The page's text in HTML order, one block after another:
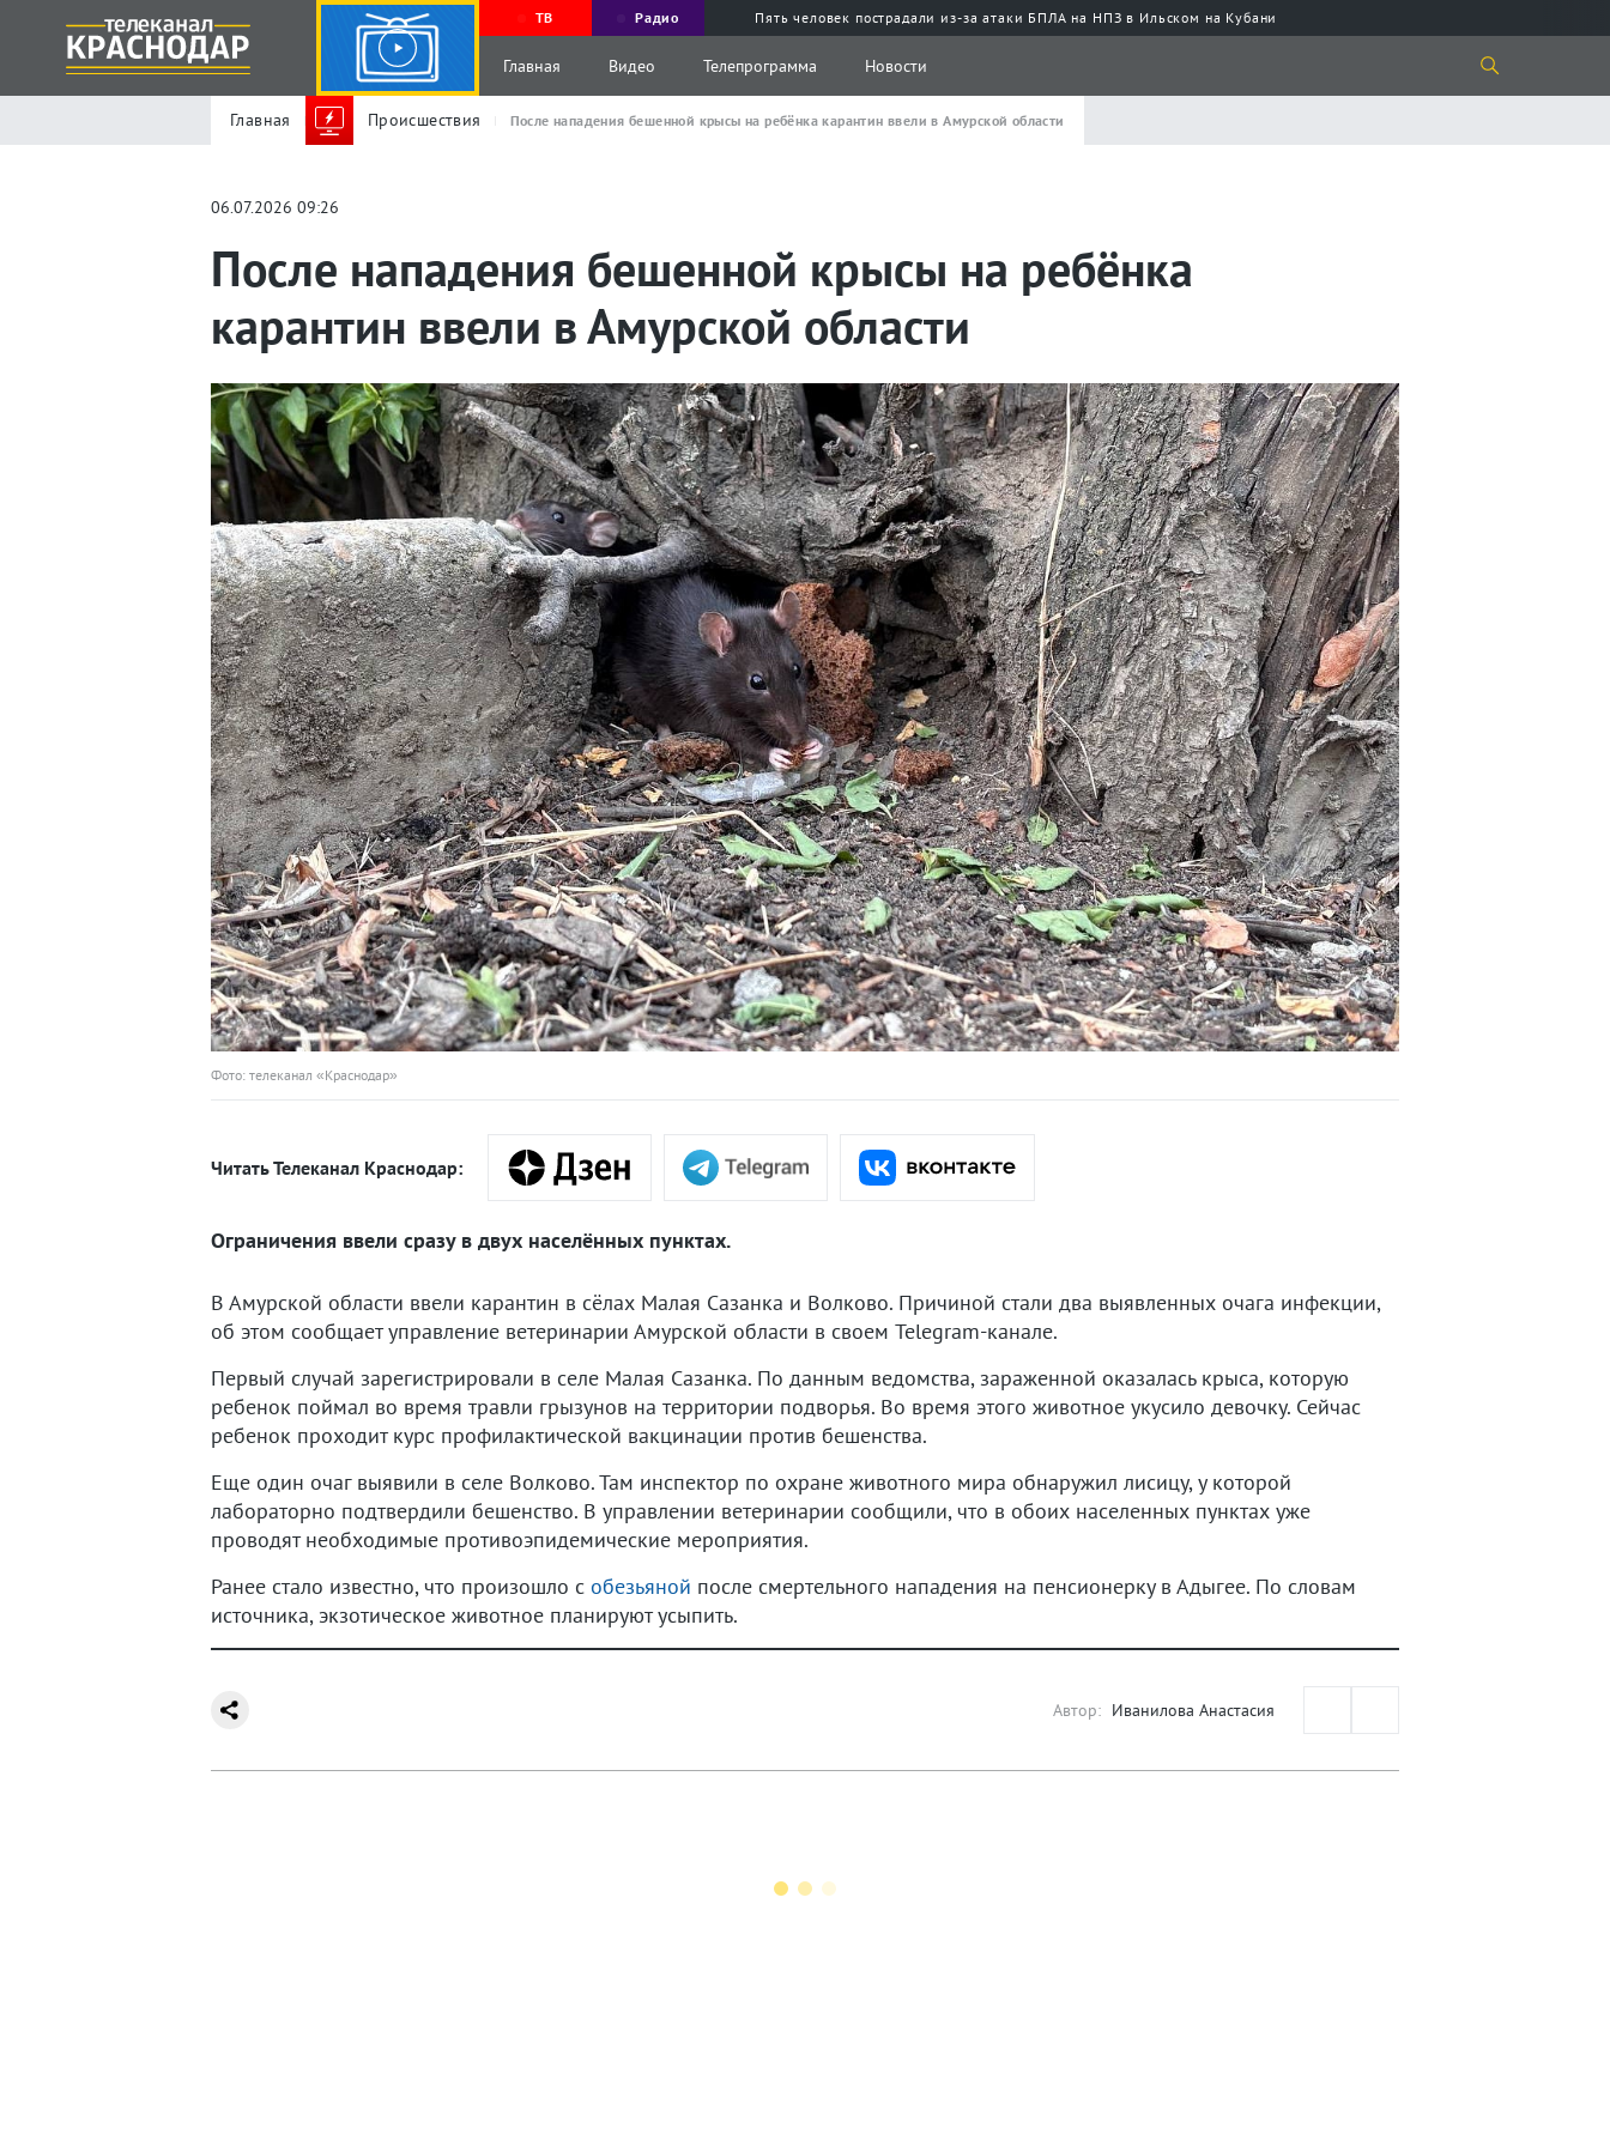
ТВ Радио Пять человек пострадали из-за атаки БПЛА на НПЗ в Ильском на Кубани
Главная Видео Телепрограмма Новости
Главная Происшествия После нападения бешенной крысы на ребёнка карантин ввели в Амурской области
06.07.2026 09:26
После нападения бешенной крысы на ребёнка
карантин ввели в Амурской области
Фото: телеканал «Краснодар»
Читать Телеканал Краснодар:
Ограничения ввели сразу в двух населённых пунктах.
В Амурской области ввели карантин в сёлах Малая Сазанка и Волково. Причиной стали два выявленных очага инфекции,
об этом сообщает управление ветеринарии Амурской области в своем Telegram-канале.
Первый случай зарегистрировали в селе Малая Сазанка. По данным ведомства, зараженной оказалась крыса, которую
ребенок поймал во время травли грызунов на территории подворья. Во время этого животное укусило девочку. Сейчас
ребенок проходит курс профилактической вакцинации против бешенства.
Еще один очаг выявили в селе Волково. Там инспектор по охране животного мира обнаружил лисицу, у которой
лабораторно подтвердили бешенство. В управлении ветеринарии сообщили, что в обоих населенных пунктах уже
проводят необходимые противоэпидемические мероприятия.
Ранее стало известно, что произошло с обезьяной после смертельного нападения на пенсионерку в Адыгее. По словам
источника, экзотическое животное планируют усыпить.
Автор: Иванилова Анастасия